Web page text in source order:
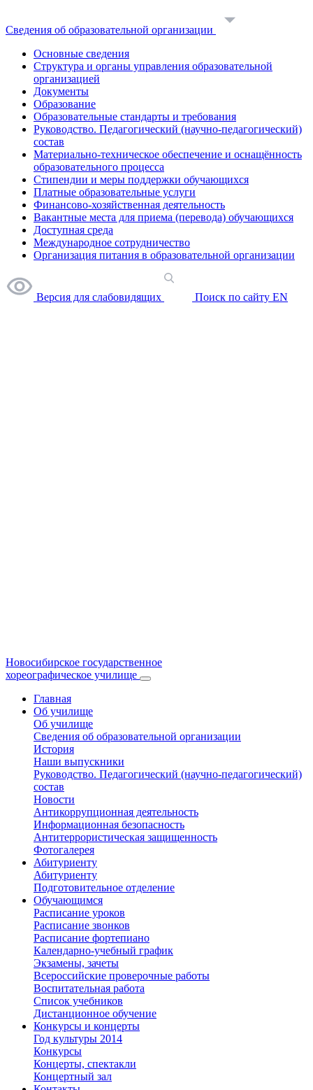
Сведения об образовательной организации
Основные сведения
Структура и органы управления образовательной
организацией
Документы
Образование
Образовательные стандарты и требования
Руководство. Педагогический (научно-педагогический)
состав
Материально-техническое обеспечение и оснащённость
образовательного процесса
Стипендии и меры поддержки обучающихся
Платные образовательные услуги
Финансово-хозяйственная деятельность
Вакантные места для приема (перевода) обучающихся
Доступная среда
Международное сотрудничество
Организация питания в образовательной организации
Версия для слабовидящих Поиск по сайту EN
Новосибирское государственное
хореографическое училище
Главная
Об училище
Об училище
Сведения об образовательной организации
История
Наши выпускники
Руководство. Педагогический (научно-педагогический)
состав
Новости
Антикоррупционная деятельность
Информационная безопасность
Антитеррористическая защищенность
Фотогалерея
Абитуриенту
Абитуриенту
Подготовительное отделение
Обучающимся
Расписание уроков
Расписание звонков
Расписание фортепиано
Календарно-учебный график
Экзамены, зачеты
Всероссийские проверочные работы
Воспитательная работа
Список учебников
Дистанционное обучение
Конкурсы и концерты
Год культуры 2014
Конкурсы
Концерты, спектакли
Концертный зал